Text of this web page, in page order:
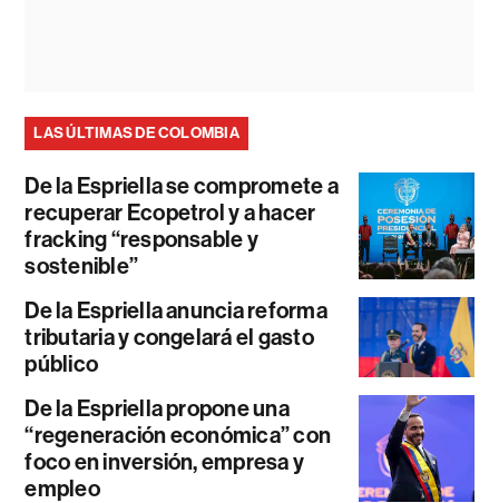
LAS ÚLTIMAS DE COLOMBIA
De la Espriella se compromete a
recuperar Ecopetrol y a hacer
fracking “responsable y
sostenible”
De la Espriella anuncia reforma
tributaria y congelará el gasto
público
De la Espriella propone una
“regeneración económica” con
foco en inversión, empresa y
empleo